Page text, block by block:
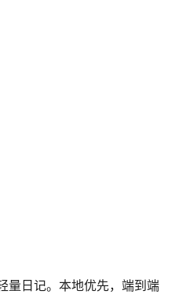
量日记。本地优先，端到端